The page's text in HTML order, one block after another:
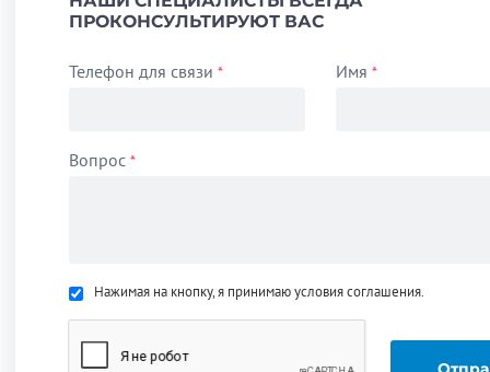
ПРОКОНСУЛЬТИРУЮТ ВАС
Телефон для связи * Имя *
Вопрос *
Нажимая на кнопку, я принимаю условия соглашения.